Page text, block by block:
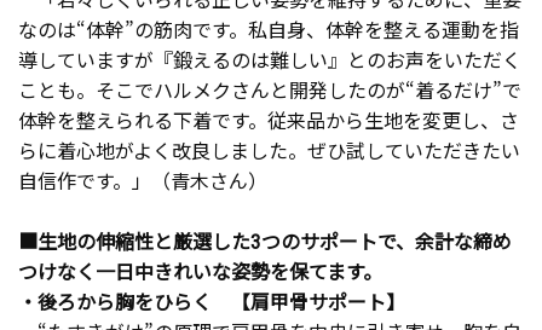
なのは“体幹”の筋肉です。私自身、体幹を整える運動を指
導していますが『鍛えるのは難しい』とのお声をいただく
ことも。そこでハルメクさんと開発したのが“着るだけ”で
体幹を整えられる下着です。従来品から生地を変更し、さ
らに着心地がよく改良しました。ぜひ試していただきたい
自信作です。」（青木さん）
■生地の伸縮性と厳選した3つのサポートで、余計な締め
つけなく一日中きれいな姿勢を保てます。
・後ろから胸をひらく 【肩甲骨サポート】